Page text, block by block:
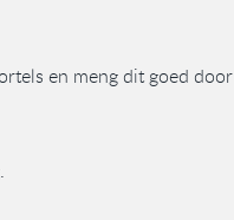
en meng dit goed door